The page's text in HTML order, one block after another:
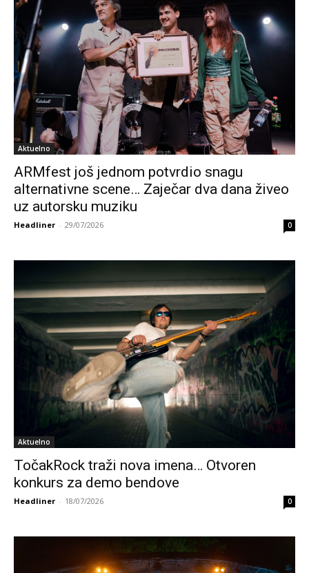
Aktuelno
ARMfest još jednom potvrdio snagu
alternativne scene… Zaječar dva dana živeo
uz autorsku muziku
Headliner - 29/07/2026 0
Aktuelno
TočakRock traži nova imena… Otvoren
konkurs za demo bendove
Headliner - 18/07/2026 0